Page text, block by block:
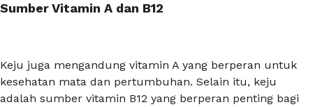
Sumber Vitamin A dan B12
Keju juga mengandung vitamin A yang berperan untuk
kesehatan mata dan pertumbuhan. Selain itu, keju
adalah sumber vitamin B12 yang berperan penting bagi